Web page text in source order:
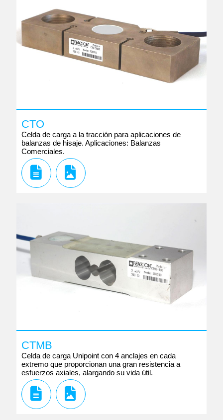
CTO
Celda de carga a la tracción para aplicaciones de
balanzas de hisaje. Aplicaciones: Balanzas
Comerciales.
CTMB
Celda de carga Unipoint con 4 anclajes en cada
extremo que proporcionan una gran resistencia a
esfuerzos axiales, alargando su vida útil.